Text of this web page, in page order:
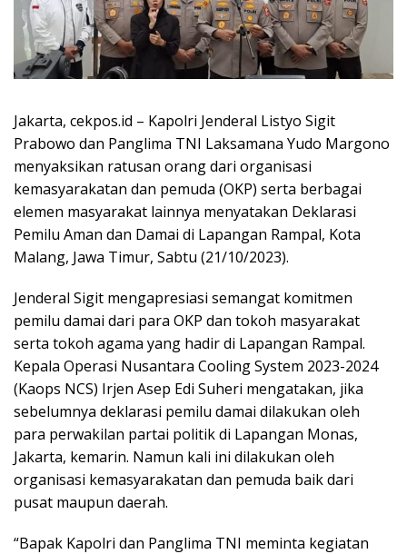
Jakarta, cekpos.id – Kapolri Jenderal Listyo Sigit
Prabowo dan Panglima TNI Laksamana Yudo Margono
menyaksikan ratusan orang dari organisasi
kemasyarakatan dan pemuda (OKP) serta berbagai
elemen masyarakat lainnya menyatakan Deklarasi
Pemilu Aman dan Damai di Lapangan Rampal, Kota
Malang, Jawa Timur, Sabtu (21/10/2023).
Jenderal Sigit mengapresiasi semangat komitmen
pemilu damai dari para OKP dan tokoh masyarakat
serta tokoh agama yang hadir di Lapangan Rampal.
Kepala Operasi Nusantara Cooling System 2023-2024
(Kaops NCS) Irjen Asep Edi Suheri mengatakan, jika
sebelumnya deklarasi pemilu damai dilakukan oleh
para perwakilan partai politik di Lapangan Monas,
Jakarta, kemarin. Namun kali ini dilakukan oleh
organisasi kemasyarakatan dan pemuda baik dari
pusat maupun daerah.
“Bapak Kapolri dan Panglima TNI meminta kegiatan